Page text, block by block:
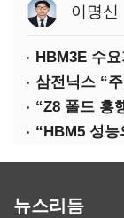
이명신
뉴스리듬